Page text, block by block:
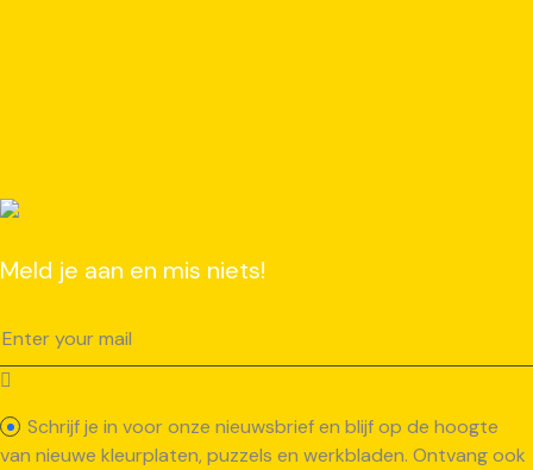
Meld je aan en mis niets!
Schrijf je in voor onze nieuwsbrief en blijf op de hoogte
van nieuwe kleurplaten, puzzels en werkbladen. Ontvang ook